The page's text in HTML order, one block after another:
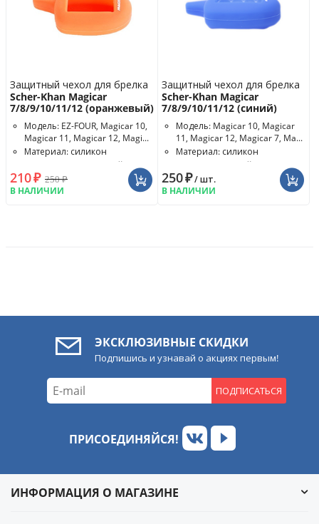
Защитный чехол для брелка
Scher-Khan Magicar
7/8/9/10/11/12 (оранжевый)
Модель: EZ-FOUR, Magicar 10,
Magicar 11, Magicar 12, Magi...
Материал: силикон
Цвет чехла: оранжевый
210₽ 250₽
В НАЛИЧИИ
Защитный чехол для брелка
Scher-Khan Magicar
7/8/9/10/11/12 (синий)
Модель: Magicar 10, Magicar
11, Magicar 12, Magicar 7, Ma...
Материал: силикон
Цвет чехла: синий
250₽/ шт.
В НАЛИЧИИ
ЭКСКЛЮЗИВНЫЕ СКИДКИ
Подпишись и узнавай о акциях первым!
ПОДПИСАТЬСЯ
ПРИСОЕДИНЯЙСЯ!
ИНФОРМАЦИЯ О МАГАЗИНЕ